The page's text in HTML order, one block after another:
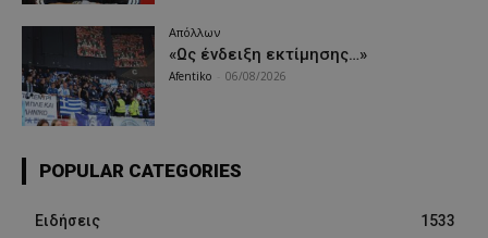
Απόλλων
«Ως ένδειξη εκτίμησης…»
Afentiko 06/08/2026
POPULAR CATEGORIES
Ειδήσεις
1533